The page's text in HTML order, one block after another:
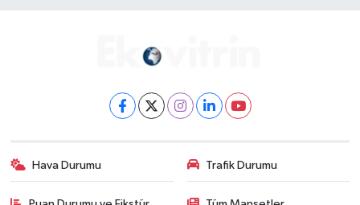
Hava Durumu Trafik Durumu